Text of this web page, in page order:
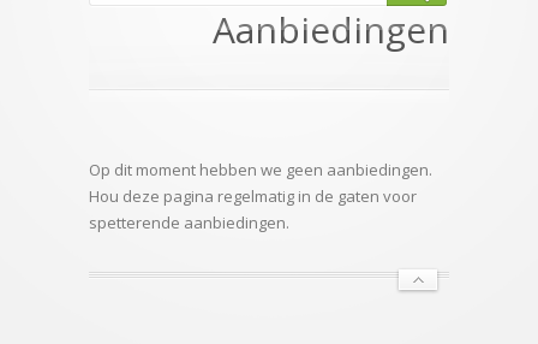
Aanbiedingen
Op dit moment hebben we geen aanbiedingen.
Hou deze pagina regelmatig in de gaten voor
spetterende aanbiedingen.